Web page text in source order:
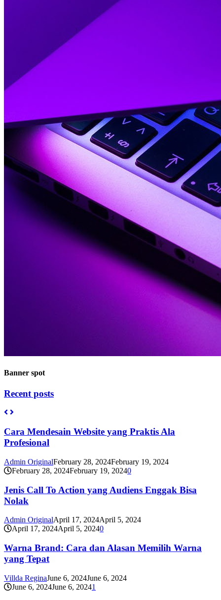
Banner spot
Recent posts
Cara Mendesain Website yang Praktis Ala
Profesional
Admin OriginalFebruary 28, 2024February 19, 2024
February 28, 2024February 19, 20240
Jenis Call To Action yang Audiens Enggak Bisa
Nolak
Admin OriginalApril 17, 2024April 5, 2024
April 17, 2024April 5, 20240
Warna Brand: Cara dan Alasan Memilih Warna
yang Tepat
Villda ReginaJune 6, 2024June 6, 2024
June 6, 2024June 6, 20241